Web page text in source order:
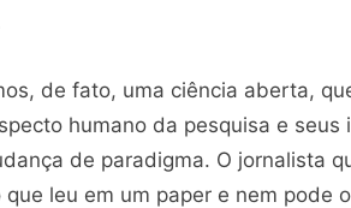
de fato, uma ciência aberta,
humano da pesquisa e
de paradigma. O jornalista
que leu em um paper e nem